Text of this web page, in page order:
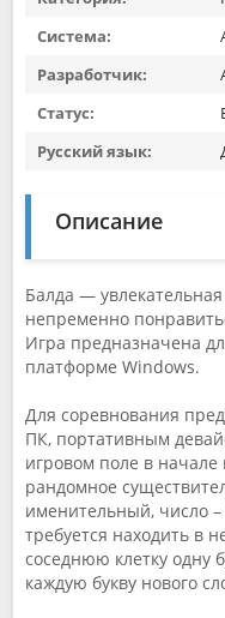
Система:
Разработчик:
Статус:
Русский язык:
Описание
Балда —
непременно
Игра предназначена
платформе Windows.
Для соревнования
ПК, портативным
игровом поле в начале
рандомное
именительный, число
требуется находить в
соседнюю клетку одну
каждую букву нового